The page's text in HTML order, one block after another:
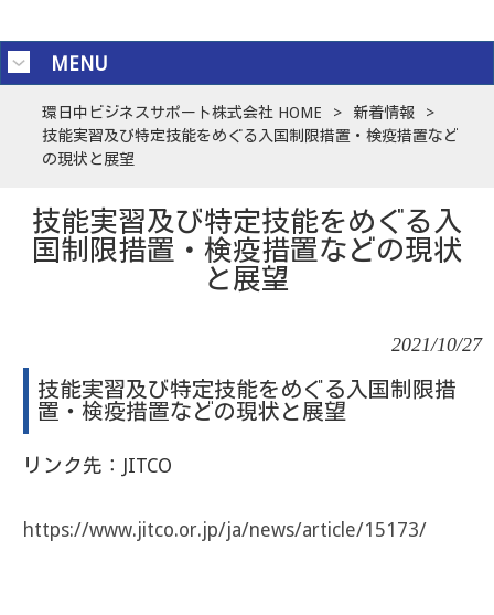
MENU
環日中ビジネスサポート株式会社 HOME > 新着情報
>
技能実習及び特定技能をめぐる入国制限措置・検疫措置など
の現状と展望
技能実習及び特定技能をめぐる入
国制限措置・検疫措置などの現状
と展望
2021/10/27
技能実習及び特定技能をめぐる入国制限措
置・検疫措置などの現状と展望
リンク先：JITCO
https://www.jitco.or.jp/ja/news/article/15173/